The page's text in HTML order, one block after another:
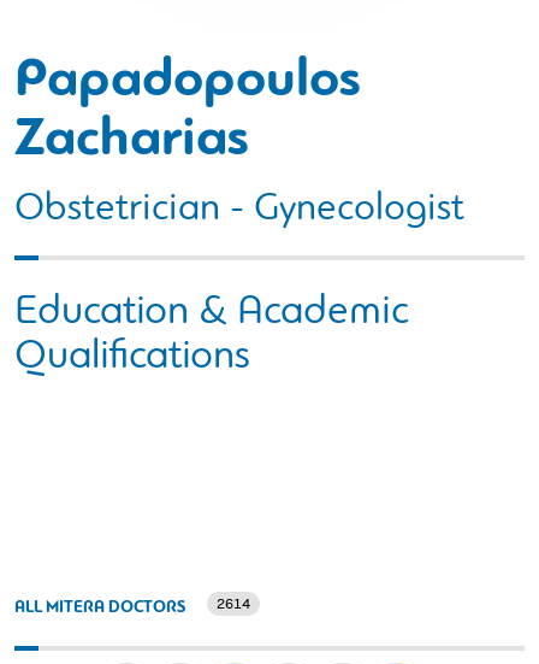
Papadopoulos
Zacharias
Obstetrician - Gynecologist
Education & Academic
Qualifications
ALL MITERA DOCTORS 2614